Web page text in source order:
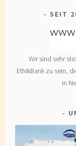
SEIT
Wir sind sehr
EthikBank zu sein,
in